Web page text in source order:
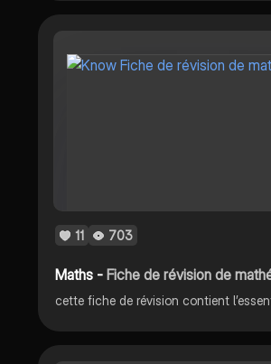
11 703
Maths -Fiche de révision de mathématiques :